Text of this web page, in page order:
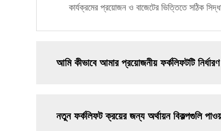
কার্যক্রমের প্রয়োজন ও বাজেটের ভিত্তিতে সঠিক
আমি কীভাবে আমার প্রয়োজনীয় ফর্কলিফটটি
নতুন ফর্কলিফট ক্রয়ের জন্য অর্থায়ন বিকল্পগুলি